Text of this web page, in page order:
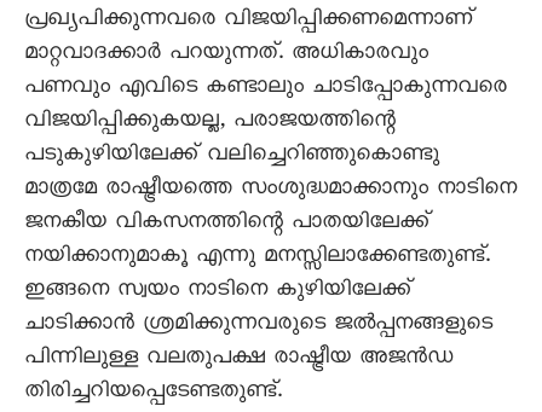
പ്രഖ്യപിക്കുന്നവരെ വിജയിപ്പിക്കണമെന്നാണ്
മാറ്റവാദക്കാർ പറയുന്നത്. അധികാരവും
പണവും എവിടെ കണ്ടാലും ചാടിപ്പോകുന്നവരെ
വിജയിപ്പിക്കുകയല്ല, പരാജയത്തിന്റെ
പടുകുഴിയിലേക്ക് വലിച്ചെറിഞ്ഞുകൊണ്ടു
മാത്രമേ രാഷ്ട്രീയത്തെ സംശുദ്ധമാക്കാനും നാടിനെ
ജനകീയ വികസനത്തിന്റെ പാതയിലേക്ക്
നയിക്കാനുമാകൂ എന്നു മനസ്സിലാക്കേണ്ടതുണ്ട്.
ഇങ്ങനെ സ്വയം നാടിനെ കുഴിയിലേക്ക്
ചാടിക്കാന്‍ ശ്രമിക്കുന്നവരുടെ ജല്‍പ്പനങ്ങളുടെ
പിന്നിലുള്ള വലതുപക്ഷ രാഷ്ട്രീയ അജൻഡ
തിരിച്ചറിയപ്പെടേണ്ടതുണ്ട്.